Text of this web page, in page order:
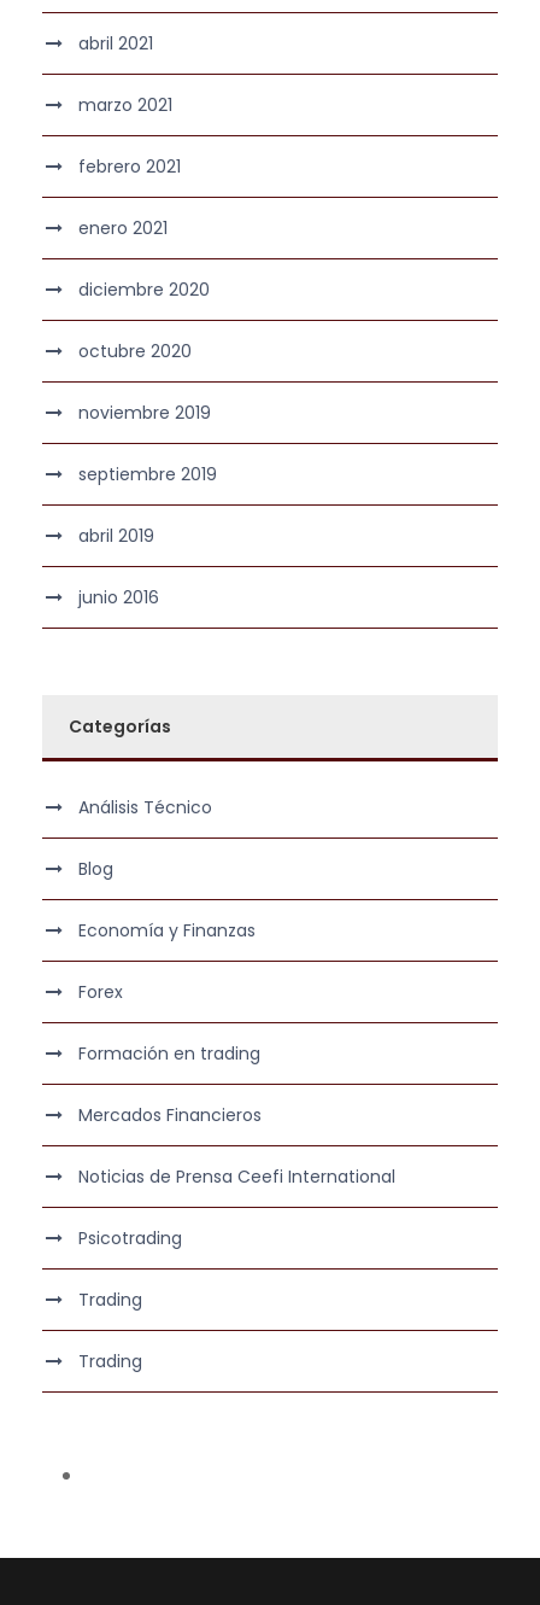
abril 2021
marzo 2021
febrero 2021
enero 2021
diciembre 2020
octubre 2020
noviembre 2019
septiembre 2019
abril 2019
junio 2016
Categorías
Análisis Técnico
Blog
Economía y Finanzas
Forex
Formación en trading
Mercados Financieros
Noticias de Prensa Ceefi International
Psicotrading
Trading
Trading